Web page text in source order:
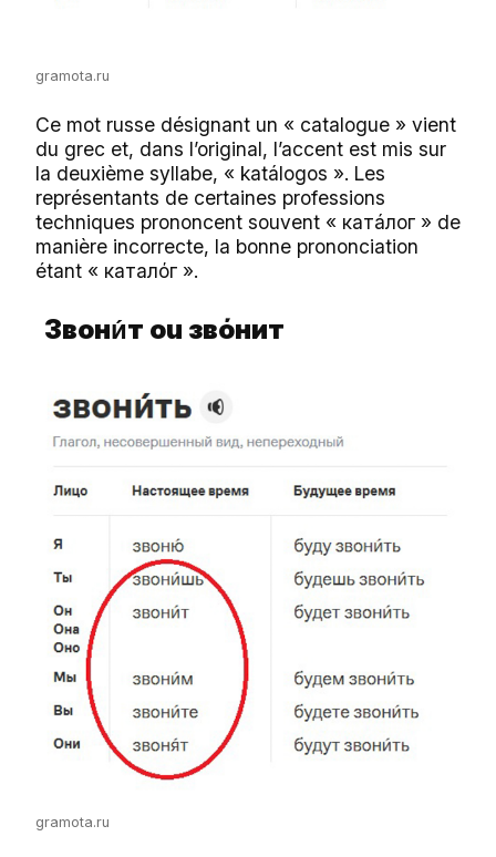
gramota.ru
Ce mot russe désignant un « catalogue » vient
du grec et, dans l’original, l’accent est mis sur
la deuxième syllabe, « katálogos ». Les
représentants de certaines professions
techniques prononcent souvent « катáлог » de
manière incorrecte, la bonne prononciation
étant « каталόг ».
Звони́т ou звόнит
gramota.ru